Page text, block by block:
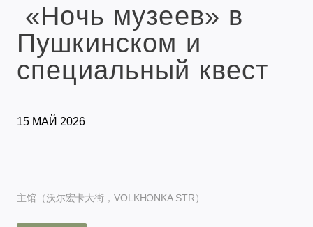
«Ночь музеев» в
Пушкинском и
специальный квест
15 МАЙ 2026
主馆（沃尔宏卡大街，VOLKHONKA STR）